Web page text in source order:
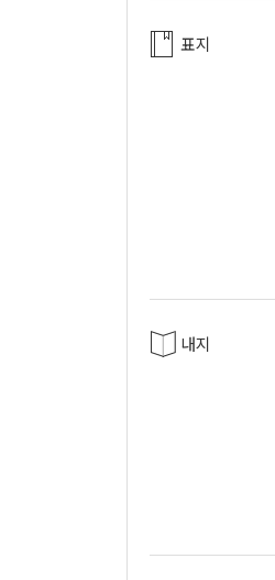
표지
내지